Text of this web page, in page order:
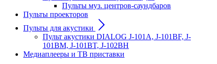
Пульты муз. центров-саундбаров
Пульты проекторов
Пульты для акустики
Пульт акустики DIALOG J-101A, J-101BF, J-
101BM, J-101BT, J-102BH
Медиаплееры и ТВ приставки